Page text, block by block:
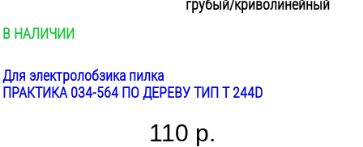
грубый/криволинейный
В НАЛИЧИИ
Для электролобзика пилка
ПРАКТИКА 034-564 ПО ДЕРЕВУ ТИП T 244D
110 р.